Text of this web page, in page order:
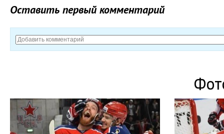
Оставить первый комментарий